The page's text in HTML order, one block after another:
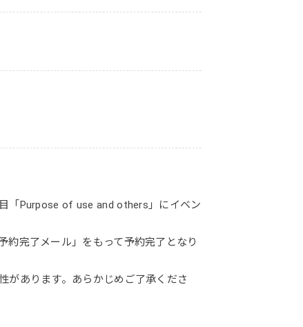
「Purpose of use and others」にイベン
完了メール」をもって予約完了となり
があります。あらかじめご了承くださ